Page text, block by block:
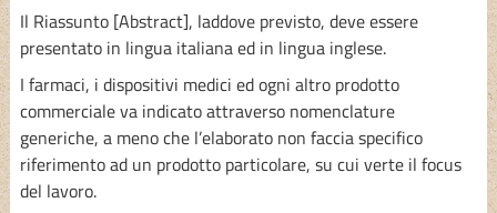
Il Riassunto[Abstract], laddove previsto, deve essere
presentato in lingua italiana ed in lingua inglese.
I farmaci, i dispositivi medici ed ogni altro prodotto
commerciale va indicato attraverso nomenclature
generiche, a meno che l’elaborato non faccia specifico
riferimento ad un prodotto particolare, su cui verte il focus
del lavoro.